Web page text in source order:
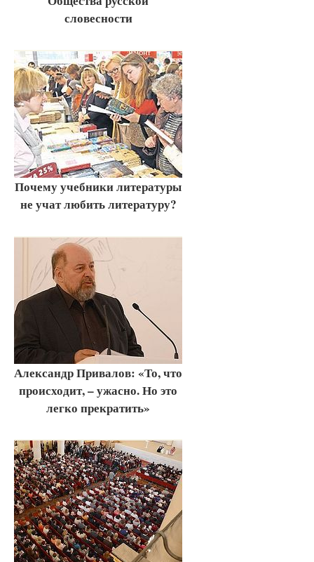
словесности
Почему учебники литературы
не учат любить литературу?
Александр Привалов: «То, что
происходит, – ужасно. Но это
легко прекратить»